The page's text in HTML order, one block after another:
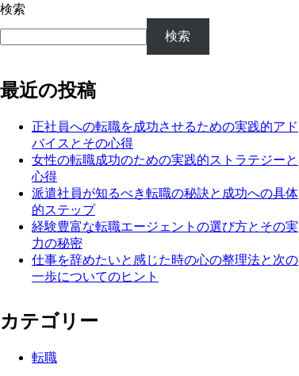
検索
検索
最近の投稿
正社員への転職を成功させるための実践的アド
バイスとその心得
女性の転職成功のための実践的ストラテジーと
心得
派遣社員が知るべき転職の秘訣と成功への具体
的ステップ
経験豊富な転職エージェントの選び方とその実
力の秘密
仕事を辞めたいと感じた時の心の整理法と次の
一歩についてのヒント
カテゴリー
転職